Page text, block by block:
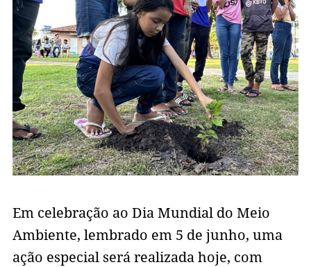
Em celebração ao Dia Mundial do Meio
Ambiente, lembrado em 5 de junho, uma
ação especial será realizada hoje, com